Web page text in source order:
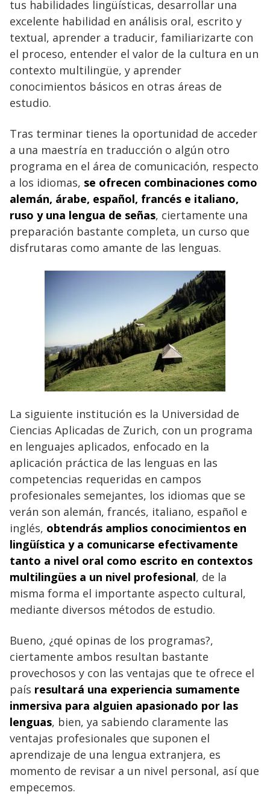
tus habilidades lingüísticas, desarrollar una
excelente habilidad en análisis oral, escrito y
textual, aprender a traducir, familiarizarte con
el proceso, entender el valor de la cultura en un
contexto multilingüe, y aprender
conocimientos básicos en otras áreas de
estudio.
Tras terminar tienes la oportunidad de acceder
a una maestría en traducción o algún otro
programa en el área de comunicación, respecto
a los idiomas, se ofrecen combinaciones como
alemán, árabe, español, francés e italiano,
ruso y una lengua de señas, ciertamente una
preparación bastante completa, un curso que
disfrutaras como amante de las lenguas.
La siguiente institución es la Universidad de
Ciencias Aplicadas de Zurich, con un programa
en lenguajes aplicados, enfocado en la
aplicación práctica de las lenguas en las
competencias requeridas en campos
profesionales semejantes, los idiomas que se
verán son alemán, francés, italiano, español e
inglés, obtendrás amplios conocimientos en
lingüística y a comunicarse efectivamente
tanto a nivel oral como escrito en contextos
multilingües a un nivel profesional, de la
misma forma el importante aspecto cultural,
mediante diversos métodos de estudio.
Bueno, ¿qué opinas de los programas?,
ciertamente ambos resultan bastante
provechosos y con las ventajas que te ofrece el
país resultará una experiencia sumamente
inmersiva para alguien apasionado por las
lenguas, bien, ya sabiendo claramente las
ventajas profesionales que suponen el
aprendizaje de una lengua extranjera, es
momento de revisar a un nivel personal, así que
empecemos.